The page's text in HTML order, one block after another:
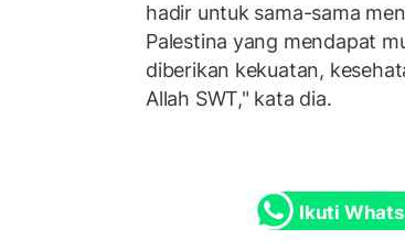
hadir untuk sama-sama
Palestina yang mendapat
diberikan kekuatan,
Allah SWT," kata dia.
Ikuti